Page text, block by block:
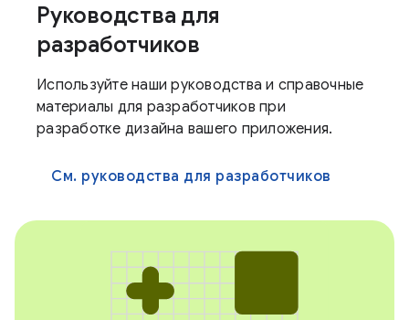
Руководства для
разработчиков
Используйте наши руководства и справочные
материалы для разработчиков при
разработке дизайна вашего приложения.
См. руководства для разработчиков